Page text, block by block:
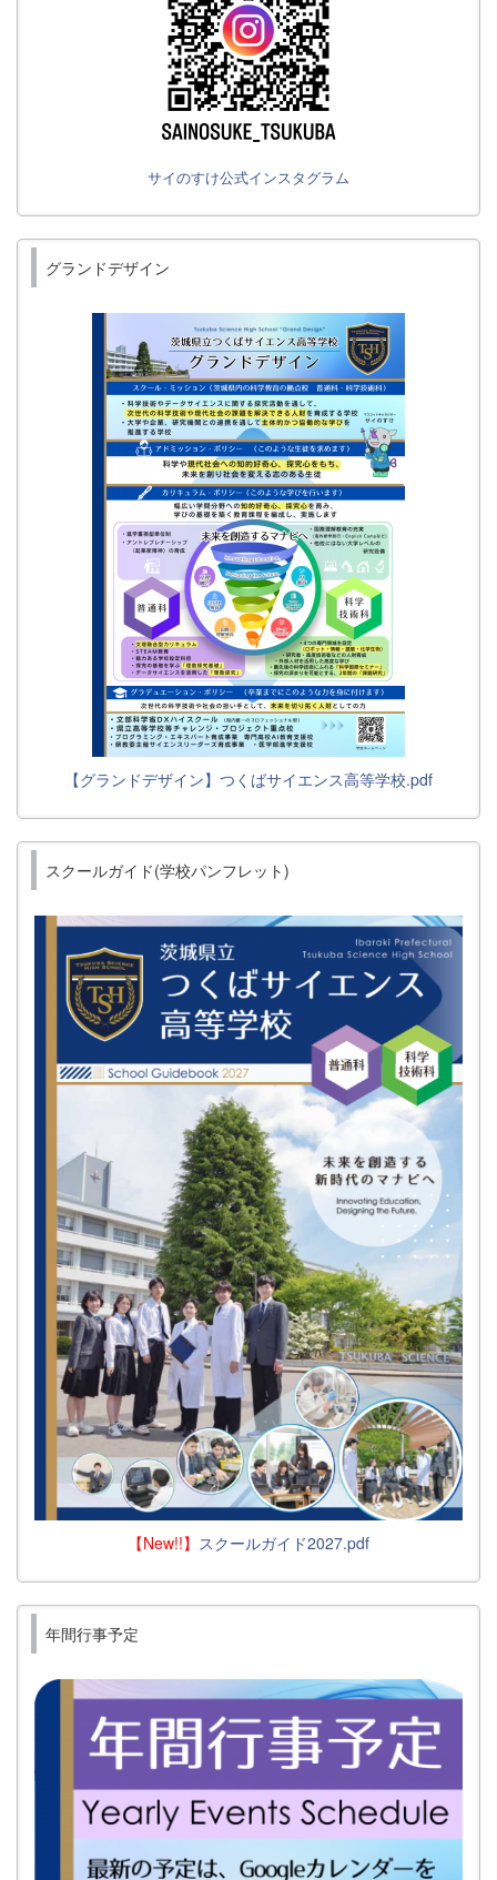
サイのすけ公式インスタグラム
グランドデザイン
【グランドデザイン】つくばサイエンス高等学校.pdf
スクールガイド(学校パンフレット)
【New!!】 スクールガイド2027.pdf
年間行事予定